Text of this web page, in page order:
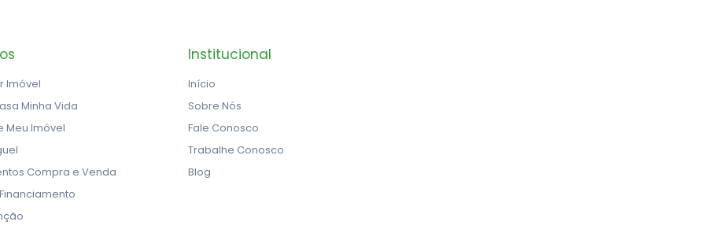
Imóvel
Minha Vida
Meu Imóvel
Compra e Venda
Institucional
Início
Sobre Nós
Fale Conosco
Trabalhe Conosco
Blog